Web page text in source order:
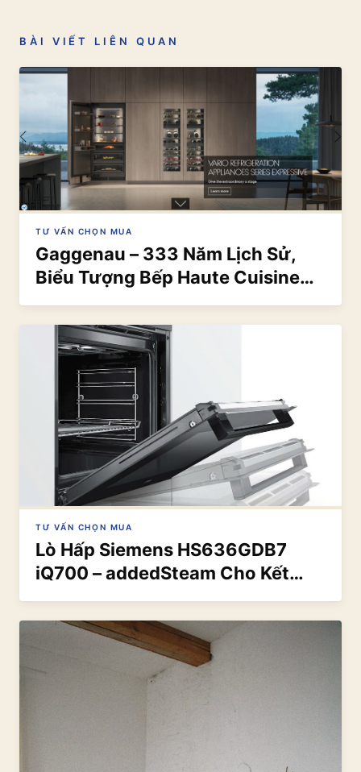
BÀI VIẾT LIÊN QUAN
TƯ VẤN CHỌN MUA
Gaggenau – 333 Năm Lịch Sử,
Biểu Tượng Bếp Haute Cuisine
Thế Giới | Eurocook
TƯ VẤN CHỌN MUA
Lò Hấp Siemens HS636GDB7
iQ700 – addedSteam Cho Kết
Quả Hoàn Hảo